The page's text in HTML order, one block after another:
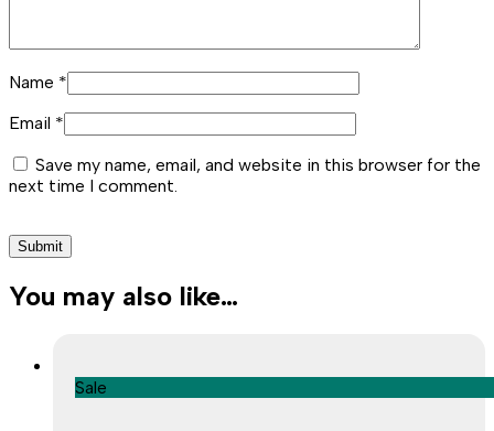
Name *
Email *
Save my name, email, and website in this browser for the
next time I comment.
You may also like…
Sale